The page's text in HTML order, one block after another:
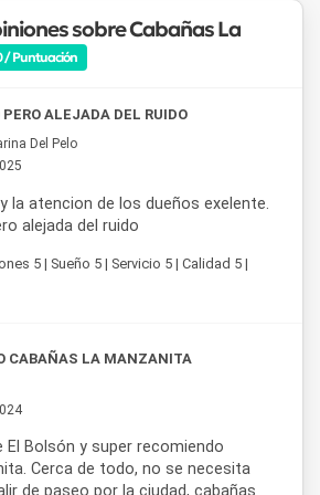
lugares de interés cercanos se
El Bolsón, la Feria Regional, los
y miradores que rodean la ciudad.
en El Bolsón que combine
y una ubicación estratégica.
sobre Cabañas La
/ Puntuación
ALEJADA DEL RUIDO
Del Pelo
la atencion de los dueños exelente.
alejada del ruido
5 | Sueño 5 | Servicio 5 | Calidad 5 |
CABAÑAS LA MANZANITA
El Bolsón y super recomiendo
Cerca de todo, no se necesita